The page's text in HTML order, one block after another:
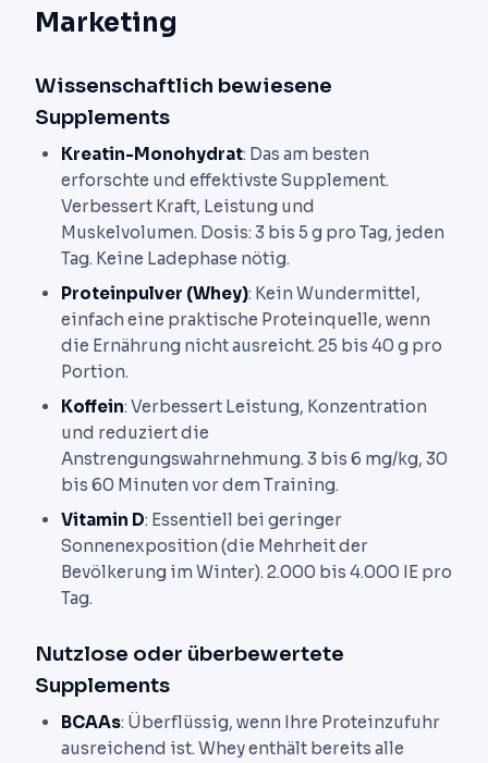
Marketing
Wissenschaftlich bewiesene
Supplements
Kreatin-Monohydrat: Das am besten
erforschte und effektivste Supplement.
Verbessert Kraft, Leistung und
Muskelvolumen. Dosis: 3 bis 5 g pro Tag, jeden
Tag. Keine Ladephase nötig.
Proteinpulver (Whey): Kein Wundermittel,
einfach eine praktische Proteinquelle, wenn
die Ernährung nicht ausreicht. 25 bis 40 g pro
Portion.
Koffein: Verbessert Leistung, Konzentration
und reduziert die
Anstrengungswahrnehmung. 3 bis 6 mg/kg, 30
bis 60 Minuten vor dem Training.
Vitamin D: Essentiell bei geringer
Sonnenexposition (die Mehrheit der
Bevölkerung im Winter). 2.000 bis 4.000 IE pro
Tag.
Nutzlose oder überbewertete
Supplements
BCAAs: Überflüssig, wenn Ihre Proteinzufuhr
ausreichend ist. Whey enthält bereits alle